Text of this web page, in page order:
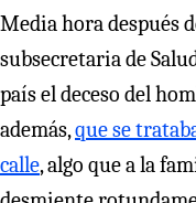
Media hora después
subsecretaria de
país el deceso del
además,que se
calle, algo que a la